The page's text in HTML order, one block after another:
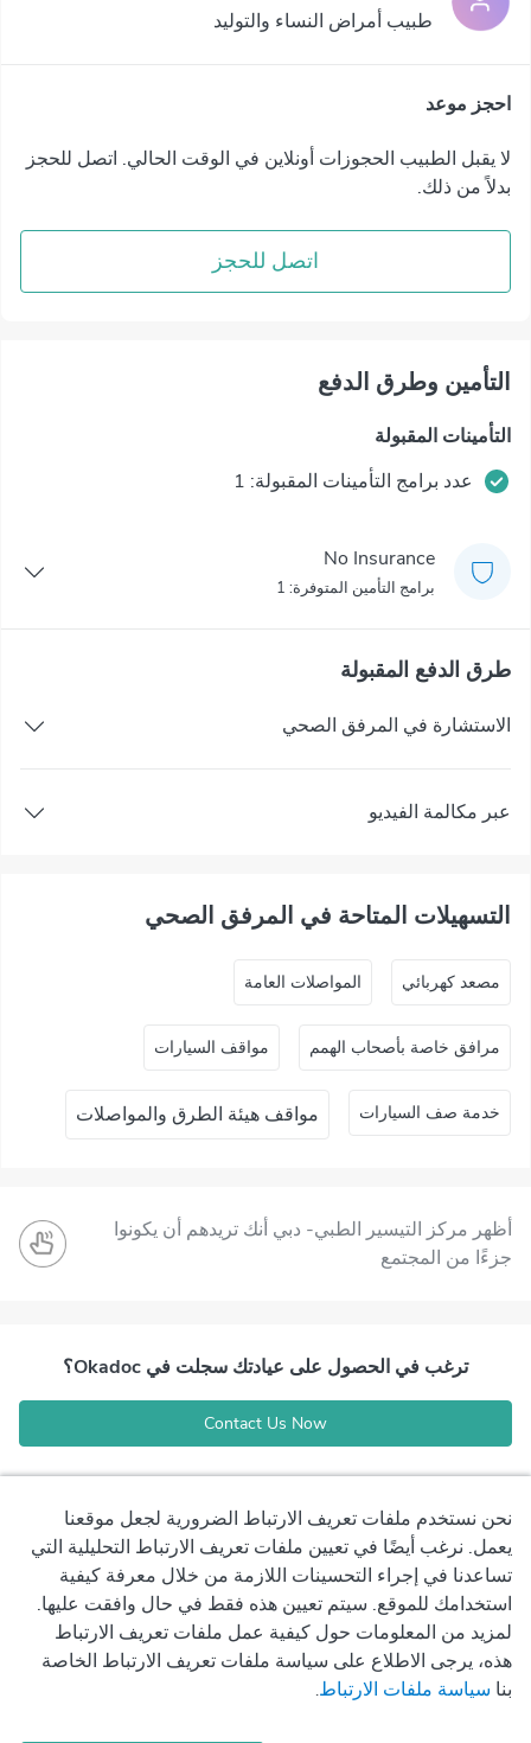
طبيب أمراض النساء والتوليد
احجز موعد
لا يقبل الطبيب الحجوزات أونلاين في الوقت الحالي. اتصل للحجز
بدلاً من ذلك.
اتصل للحجز
التأمين وطرق الدفع
التأمينات المقبولة
عدد برامج التأمينات المقبولة: 1
No Insurance
برامج التأمين المتوفرة: 1
طرق الدفع المقبولة
الاستشارة في المرفق الصحي
عبر مكالمة الفيديو
التسهيلات المتاحة في المرفق الصحي
ﻣﺼﻌﺪ ﻛﻬﺮﺑﺎﺋﻲ المواصلات العامة
مرافق خاصة بأصحاب الهمم مواقف السيارات
خدمة صف السيارات مواقف هيئة الطرق والمواصلات
أظهر مركز التيسير الطبي- دبي أنك تريدهم أن يكونوا
جزءًا من المجتمع
ترغب في الحصول على عيادتك سجلت في Okadoc؟
Contact Us Now
نحن نستخدم ملفات تعريف الارتباط الضرورية لجعل موقعنا
يعمل. نرغب أيضًا في تعيين ملفات تعريف الارتباط التحليلية التي
تساعدنا في إجراء التحسينات اللازمة من خلال معرفة كيفية
استخدامك للموقع. سيتم تعيين هذه فقط في حال وافقت عليها.
لمزيد من المعلومات حول كيفية عمل ملفات تعريف الارتباط
هذه، يرجى الاطلاع على سياسة ملفات تعريف الارتباط الخاصة
بنا سياسة ملفات الارتباط.